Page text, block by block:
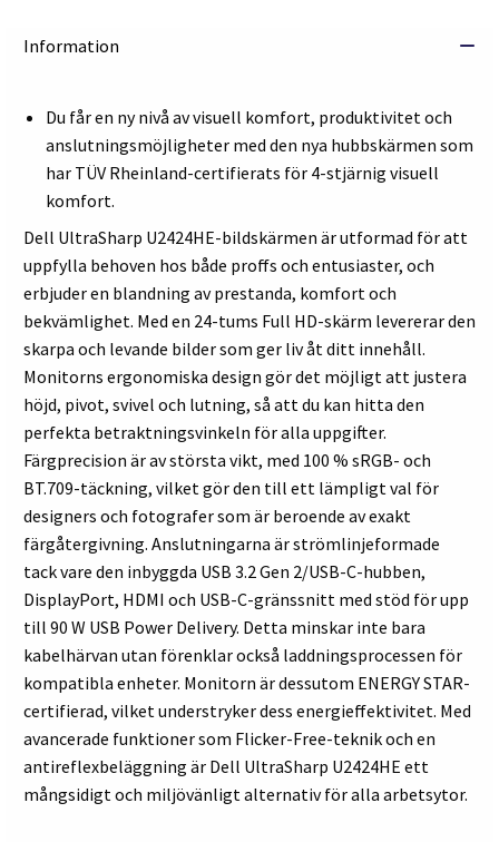
Information
Du får en ny nivå av visuell komfort, produktivitet och
anslutningsmöjligheter med den nya hubbskärmen som
har TÜV Rheinland-certifierats för 4-stjärnig visuell
komfort.
Dell UltraSharp U2424HE-bildskärmen är utformad för att
uppfylla behoven hos både proffs och entusiaster, och
erbjuder en blandning av prestanda, komfort och
bekvämlighet. Med en 24-tums Full HD-skärm levererar den
skarpa och levande bilder som ger liv åt ditt innehåll.
Monitorns ergonomiska design gör det möjligt att justera
höjd, pivot, svivel och lutning, så att du kan hitta den
perfekta betraktningsvinkeln för alla uppgifter.
Färgprecision är av största vikt, med 100 % sRGB- och
BT.709-täckning, vilket gör den till ett lämpligt val för
designers och fotografer som är beroende av exakt
färgåtergivning. Anslutningarna är strömlinjeformade
tack vare den inbyggda USB 3.2 Gen 2/USB-C-hubben,
DisplayPort, HDMI och USB-C-gränssnitt med stöd för upp
till 90 W USB Power Delivery. Detta minskar inte bara
kabelhärvan utan förenklar också laddningsprocessen för
kompatibla enheter. Monitorn är dessutom ENERGY STAR-
certifierad, vilket understryker dess energieffektivitet. Med
avancerade funktioner som Flicker-Free-teknik och en
antireflexbeläggning är Dell UltraSharp U2424HE ett
mångsidigt och miljövänligt alternativ för alla arbetsytor.